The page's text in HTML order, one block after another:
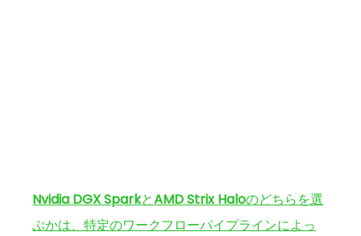
Nvidia DGX SparkとAMD Strix Haloのどちらを選
ぶかは、特定のワークフローパイプラインによっ